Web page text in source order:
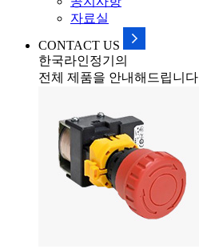
자료실
CONTACT US
한국라인정기의
전체 제품을 안내해드립니다